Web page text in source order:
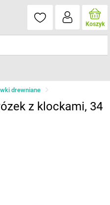
Koszyk
drewniane
z klockami, 34